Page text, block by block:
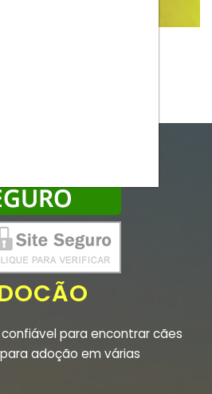
para encontrar cães
adoção em várias